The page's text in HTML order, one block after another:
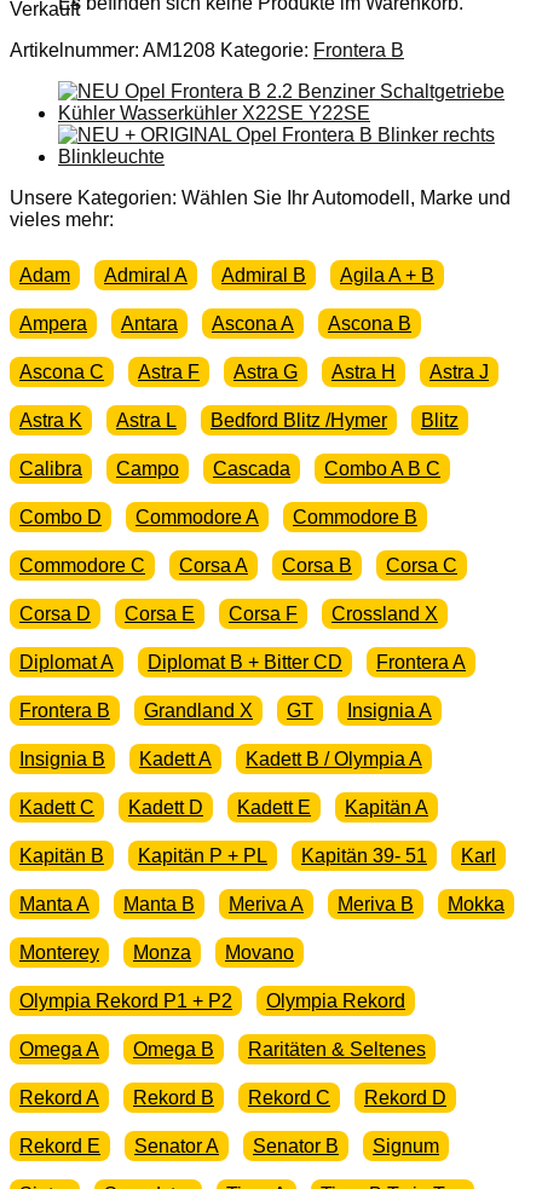
Verkauft
Artikelnummer: AM1208 Kategorie: Frontera B
Unsere Kategorien: Wählen Sie Ihr Automodell, Marke und
vieles mehr:
Adam Admiral A Admiral B Agila A + B
Ampera Antara Ascona A Ascona B
Ascona C Astra F Astra G Astra H Astra J
Astra K Astra L Bedford Blitz /Hymer Blitz
Calibra Campo Cascada Combo A B C
Combo D Commodore A Commodore B
Commodore C Corsa A Corsa B Corsa C
Corsa D Corsa E Corsa F Crossland X
Diplomat A Diplomat B + Bitter CD Frontera A
Frontera B Grandland X GT Insignia A
Insignia B Kadett A Kadett B / Olympia A
Kadett C Kadett D Kadett E Kapitän A
Kapitän B Kapitän P + PL Kapitän 39- 51 Karl
Manta A Manta B Meriva A Meriva B Mokka
Monterey Monza Movano
Olympia Rekord P1 + P2 Olympia Rekord
Omega A Omega B Raritäten & Seltenes
Rekord A Rekord B Rekord C Rekord D
Rekord E Senator A Senator B Signum